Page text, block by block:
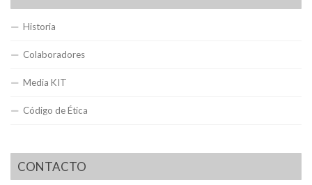
Historia
Colaboradores
Media KIT
Código de Ética
CONTACTO